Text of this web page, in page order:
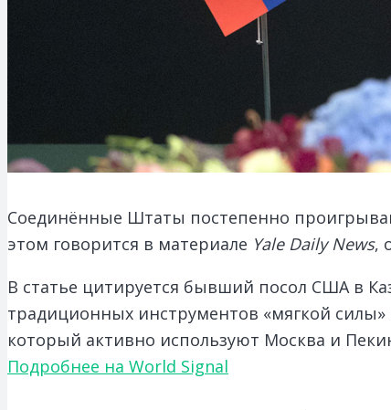
Соединённые Штаты постепенно
этом говорится в материале Yale Daily News,
В статье цитируется бывший посол США в
традиционных инструментов «мягкой
который активно используют Москва и
Подробнее на World Signal